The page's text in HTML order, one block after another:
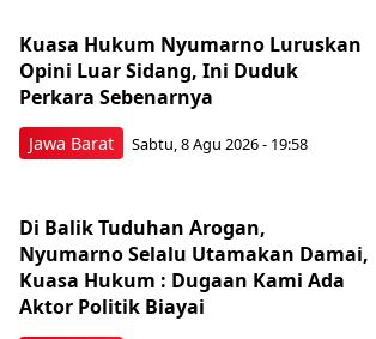
Jawa Barat
Kuasa Hukum Nyumarno Luruskan
Opini Luar Sidang, Ini Duduk
Perkara Sebenarnya ​
Sabtu, 8 Agu 2026 - 19:58
Di Balik Tuduhan Arogan,
Nyumarno Selalu Utamakan Damai,
Kuasa Hukum : Dugaan Kami Ada
Aktor Politik Biayai